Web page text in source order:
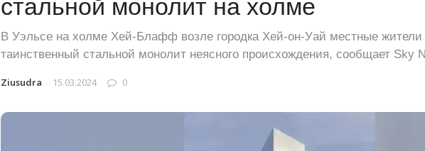
В Уэльсе на холме Хей-Блафф возле городка Хей-он-Уай местные жители
таинственный стальной монолит неясного происхождения, сообщает Sky
Ziusudra 15.03.2024 0